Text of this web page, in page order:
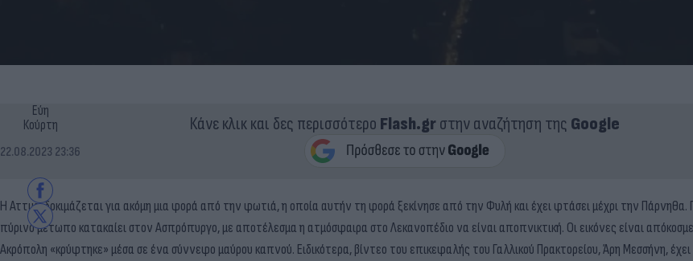
Εύη
Κούρτη
22.08.2023 23:36
Κάνε κλικ και δες περισσότερο Flash.grστην αναζήτηση της Google
Η Αττική δοκιμάζεται για ακόμη μια φορά από την φωτιά, η οποία αυτήν τη φορά ξεκίνησε από την Φυλή και έχει φτάσει μέχρι την
πύρινο μέτωπο κατακαίει στον Ασπρόπυργο, με αποτέλεσμα η ατμόσφαιρα στο Λεκανοπέδιο να είναι αποπνικτική. Οι εικόνες είναι
Ακρόπολη «κρύφτηκε» μέσα σε ένα σύννεφο μαύρου καπνού. Ειδικότερα, βίντεο του επικεφαλής του Γαλλικού Πρακτορείου, Άρη Μεσσήνη,